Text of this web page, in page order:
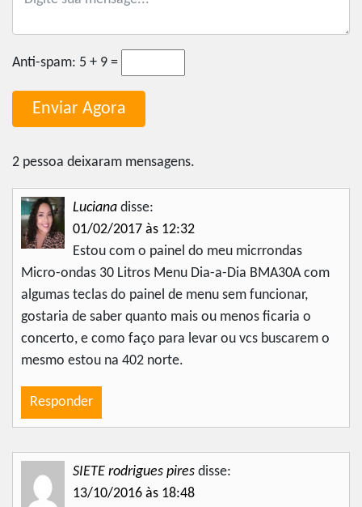
Anti-spam: 5 + 9 =
2 pessoa deixaram mensagens.
Luciana disse:
01/02/2017 às 12:32
Estou com o painel do meu micrrondas
Micro-ondas 30 Litros Menu Dia-a-Dia BMA30A com
algumas teclas do painel de menu sem funcionar,
gostaria de saber quanto mais ou menos ficaria o
concerto, e como faço para levar ou vcs buscarem o
mesmo estou na 402 norte.
Responder
SIETE rodrigues pires disse:
13/10/2016 às 18:48